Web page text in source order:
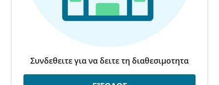
Συνδεθειτε για να δειτε τη διαθεσιμοτητα